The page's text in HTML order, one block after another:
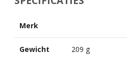
Merk
Gewicht 209 g